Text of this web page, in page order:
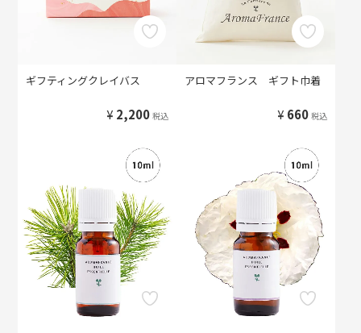
ギフティングクレイバス
¥ 2,200 税込
アロマフランス ギフト巾着
¥ 660 税込